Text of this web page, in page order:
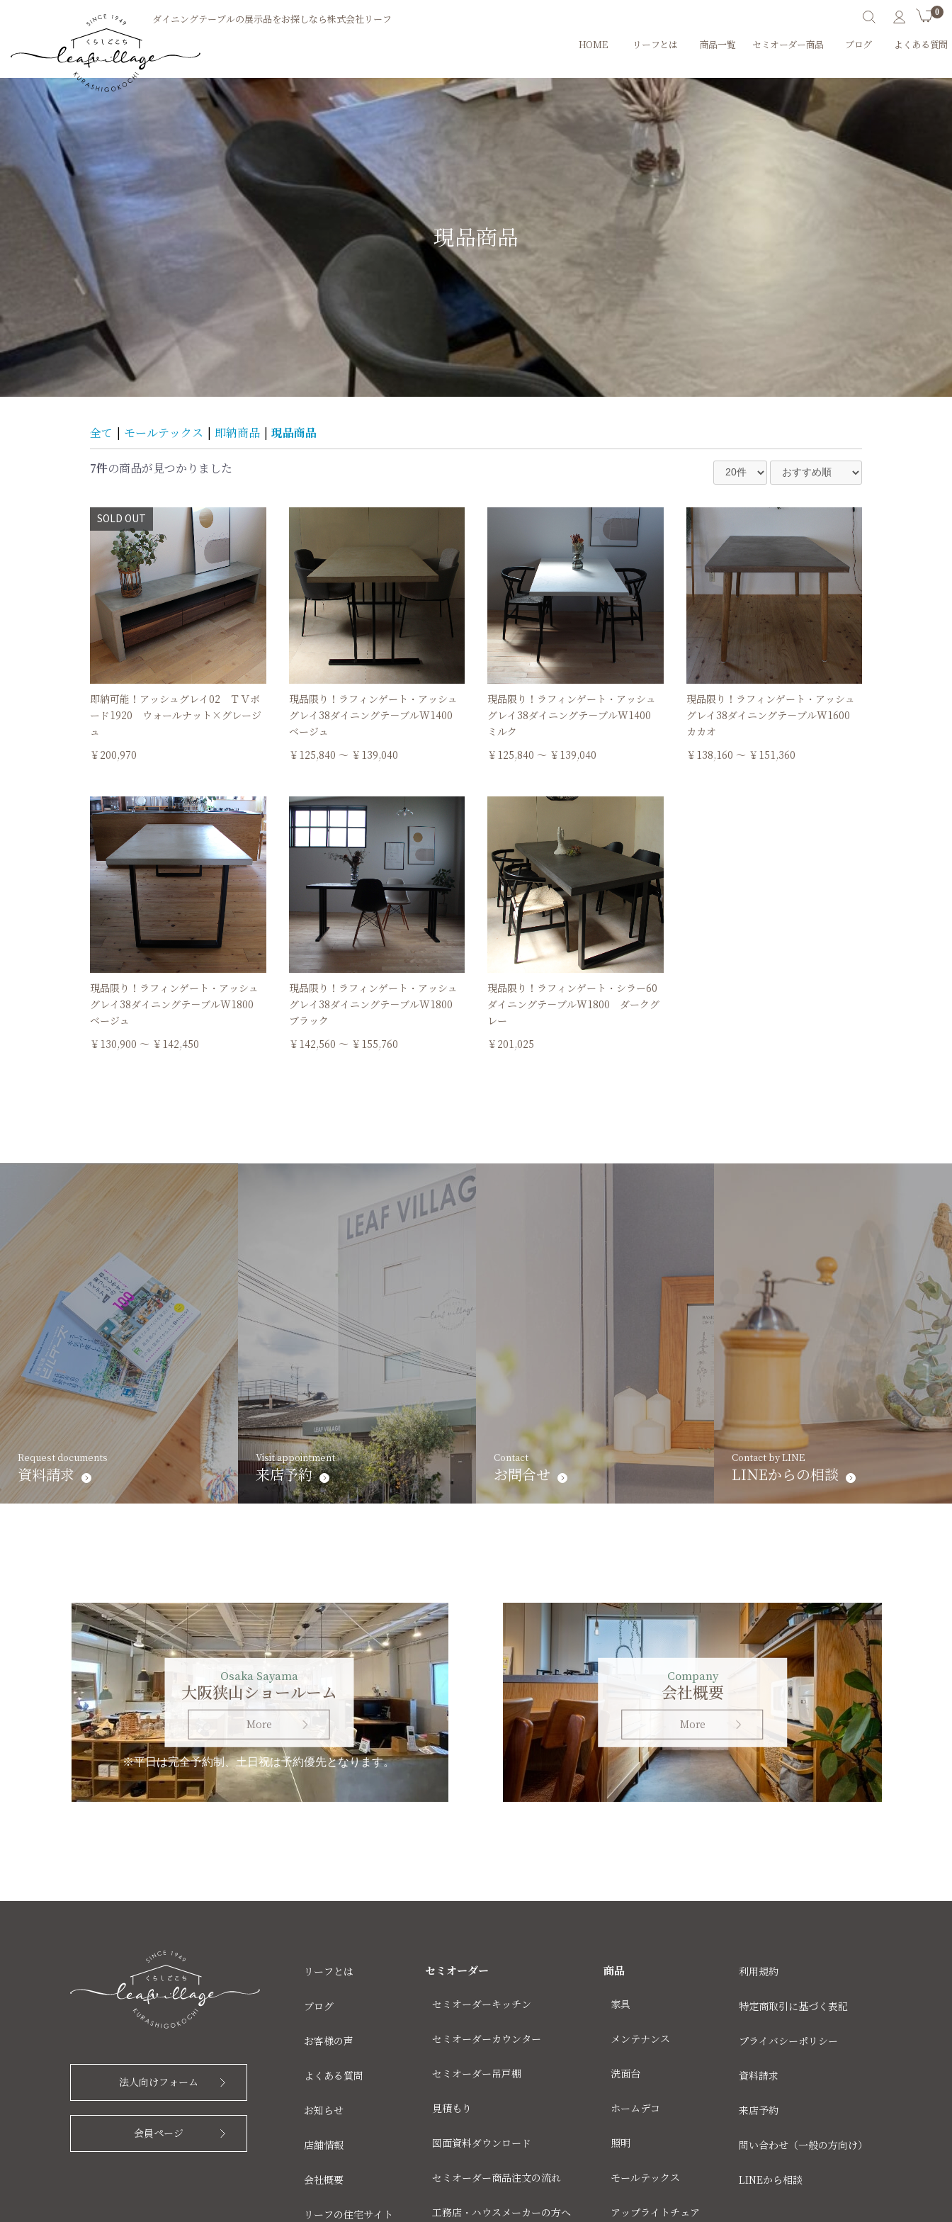
0
HOME リーフとは 商品一覧 セミオーダー商品 ブログ よくある質問
現品商品
全て モールテックス 即納商品 現品商品
7件の商品が見つかりました
SOLD OUT
即納可能！アッシュグレイ02 ＴＶボ
ード1920 ウォールナット×グレージ
ュ
￥200,970
現品限り！ラフィンゲート・アッシュ
グレイ38ダイニングテ－ブルW1400
ベージュ
￥125,840 ～ ￥139,040
現品限り！ラフィンゲート・アッシュ
グレイ38ダイニングテ－ブルW1400
ミルク
￥125,840 ～ ￥139,040
現品限り！ラフィンゲート・アッシュ
グレイ38ダイニングテ－ブルW1600
カカオ
￥138,160 ～ ￥151,360
現品限り！ラフィンゲート・アッシュ
グレイ38ダイニングテ－ブルW1800
ベージュ
￥130,900 ～ ￥142,450
現品限り！ラフィンゲート・アッシュ
グレイ38ダイニングテ－ブルW1800
ブラック
￥142,560 ～ ￥155,760
現品限り！ラフィンゲート・シラー60
ダイニングテ－ブルW1800 ダークグ
レー
￥201,025
Request documents
資料請求
Visit appointment
来店予約
Contact
お問合せ
Contact by LINE
LINEからの相談
Osaka Sayama
大阪狭山ショールーム
More
※平日は完全予約制、土日祝は予約優先となります。
Company
会社概要
More
法人向けフォーム
会員ページ
リーフとは
ブログ
お客様の声
よくある質問
お知らせ
店舗情報
会社概要
リーフの住宅サイト
セミオーダー
セミオーダーキッチン
セミオーダーカウンター
セミオーダー吊戸棚
見積もり
図面資料ダウンロード
セミオーダー商品注文の流れ
工務店・ハウスメーカーの方へ
商品
家具
メンテナンス
洗面台
ホームデコ
照明
モールテックス
アップライトチェア
利用規約
特定商取引に基づく表記
プライバシーポリシー
資料請求
来店予約
問い合わせ（一般の方向け）
LINEから相談